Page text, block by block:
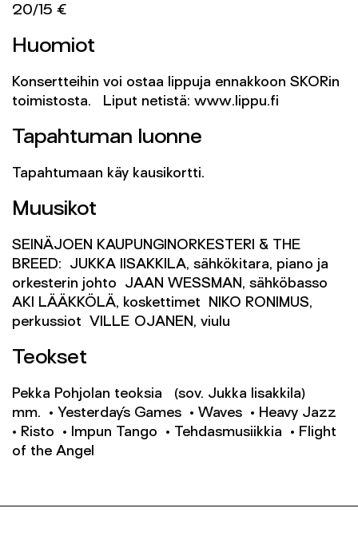
20/15 €
Huomiot
Konsertteihin voi ostaa lippuja ennakkoon SKORin
toimistosta. Liput netistä: www.lippu.fi
Tapahtuman luonne
Tapahtumaan käy kausikortti.
Muusikot
SEINÄJOEN KAUPUNGINORKESTERI & THE
BREED: JUKKA IISAKKILA, sähkökitara, piano ja
orkesterin johto JAAN WESSMAN, sähköbasso
AKI LÄÄKKÖLÄ, koskettimet NIKO RONIMUS,
perkussiot VILLE OJANEN, viulu
Teokset
Pekka Pohjolan teoksia (sov. Jukka Iisakkila)
mm. • Yesterday´s Games • Waves • Heavy Jazz
• Risto • Impun Tango • Tehdasmusiikkia • Flight
of the Angel